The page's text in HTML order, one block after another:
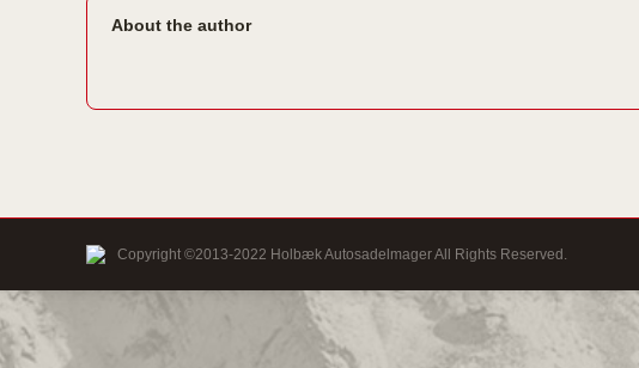
About the author
Copyright ©2013-2022 Holbæk Autosadelmager All Rights Reserved.